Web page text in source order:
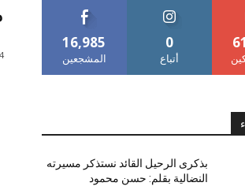
16,985
المشجعين
0
أتباع
بذكرى الرحيل القائد نستذكر مسيرته
النضالية بقلم: حسن محمود